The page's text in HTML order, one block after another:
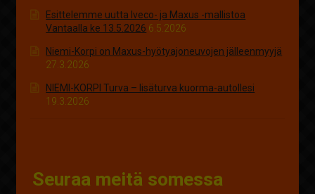
Esittelemme uutta Iveco- ja Maxus -mallistoa
Vantaalla ke 13.5.2026 6.5.2026
Niemi-Korpi on Maxus-hyötyajoneuvojen jälleenmyyjä
27.3.2026
NIEMI-KORPI Turva – lisäturva kuorma-autollesi
19.3.2026
Seuraa meitä somessa